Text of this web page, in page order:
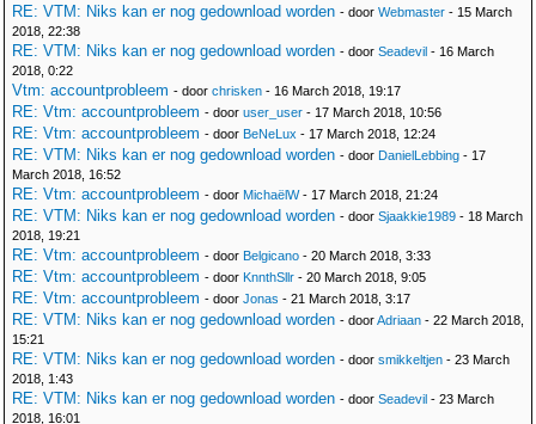
RE: VTM: Niks kan er nog gedownload worden - door Webmaster - 15 March
2018, 22:38
RE: VTM: Niks kan er nog gedownload worden - door Seadevil - 16 March
2018, 0:22
Vtm: accountprobleem - door chrisken - 16 March 2018, 19:17
RE: Vtm: accountprobleem - door user_user - 17 March 2018, 10:56
RE: Vtm: accountprobleem - door BeNeLux - 17 March 2018, 12:24
RE: VTM: Niks kan er nog gedownload worden - door DanielLebbing - 17
March 2018, 16:52
RE: Vtm: accountprobleem - door MichaëlW- 17 March 2018, 21:24
RE: VTM: Niks kan er nog gedownload worden - door Sjaakkie1989 - 18 March
2018, 19:21
RE: Vtm: accountprobleem - door Belgicano - 20 March 2018, 3:33
RE: Vtm: accountprobleem - door KnnthSllr - 20 March 2018, 9:05
RE: Vtm: accountprobleem - door Jonas - 21 March 2018, 3:17
RE: VTM: Niks kan er nog gedownload worden - doorAdriaan - 22 March 2018,
15:21
RE: VTM: Niks kan er nog gedownload worden - door smikkeltjen - 23 March
2018, 1:43
RE: VTM: Niks kan er nog gedownload worden - door Seadevil - 23 March
2018, 16:01